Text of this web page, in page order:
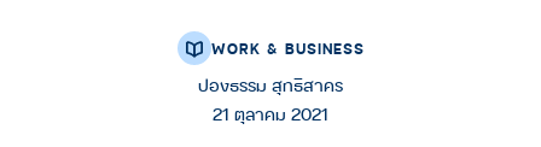
WORK & BUSINESS
ปองธรรม สุทธิสาคร
21 ตุลาคม 2021